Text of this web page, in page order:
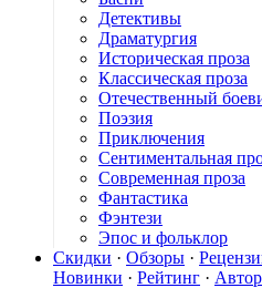
Детективы
Драматургия
Историческая проза
Классическая проза
Отечественный
Поэзия
Приключения
Сентиментальная
Современная проза
Фантастика
Фэнтези
Эпос и фольклор
Скидки · Обзоры ·
Новинки · Рейтинг ·